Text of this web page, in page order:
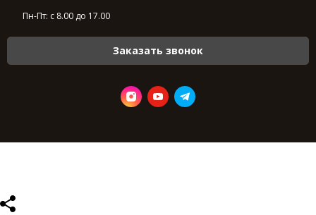
Пн-Пт: с 8.00 до 17.00
Заказать звонок